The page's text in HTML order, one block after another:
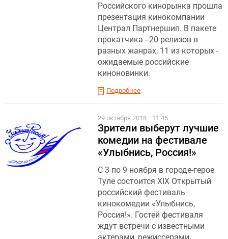
Российского кинорынка прошла
презентация кинокомпании
Централ Партнершип. В пакете
прокатчика - 20 релизов в
разных жанрах, 11 из которых -
ожидаемые российские
киноновинки.
Подробнее
29 октября 2018 11:45
Зрители выберут лучшие
комедии на фестивале
«Улыбнись, Россия!»
С 3 по 9 ноября в городе-герое
Туле состоится XIX Открытый
российский фестиваль
кинокомедии «Улыбнись,
Россия!». Гостей фестиваля
ждут встречи с известными